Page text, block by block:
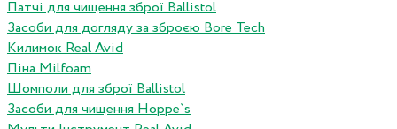
Патчі для чищення зброї Ballistol
Засоби для догляду за зброєю Bore Tech
Килимок Real Avid
Піна Milfoam
Шомполи для зброї Ballistol
Засоби для чищення Hoppe`s